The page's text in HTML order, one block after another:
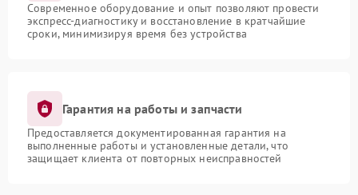
Современное оборудование и опыт позволяют провести
экспресс-диагностику и восстановление в кратчайшие
сроки, минимизируя время без устройства
Гарантия на работы и запчасти
Предоставляется документированная гарантия на
выполненные работы и установленные детали, что
защищает клиента от повторных неисправностей